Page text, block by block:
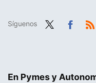
Síguenos
En Pymes y